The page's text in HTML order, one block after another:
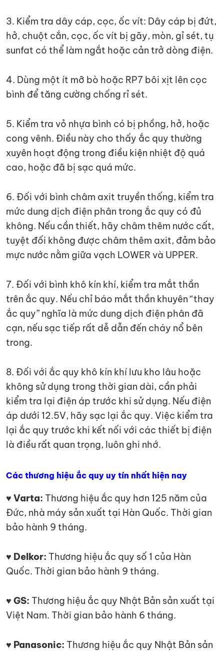
3. Kiểm tra dây cáp, cọc, ốc vít: Dây cáp bị đứt,
hở, chuột cắn, cọc, ốc vít bị gãy, mòn, gỉ sét, tụ
sunfat có thể làm ngắt hoặc cản trở dòng điện.
4. Dùng một ít mỡ bò hoặc RP7 bôi xịt lên cọc
bình để tăng cường chống rỉ sét.
5. Kiểm tra vỏ nhựa bình có bị phồng, hở, hoặc
cong vênh. Điều này cho thấy ắc quy thường
xuyên hoạt động trong điều kiện nhiệt độ quá
cao, hoặc đã bị sạc quá mức.
6. Đối với bình châm axit truyền thống, kiểm tra
mức dung dịch điện phân trong ắc quy có đủ
không. Nếu cần thiết, hãy châm thêm nước cất,
tuyệt đối không được châm thêm axit, đảm bảo
mực nước nằm giữa vạch LOWER và UPPER.
7. Đối với bình khô kín khí, kiểm tra mắt thần
trên ắc quy. Nếu chỉ báo mắt thần khuyên “thay
ắc quy” nghĩa là mức dung dịch điện phân đã
cạn, nếu sạc tiếp rất dễ dẫn đến cháy nổ bên
trong.
8. Đối với ắc quy khô kín khí lưu kho lâu hoặc
không sử dụng trong thời gian dài, cần phải
kiểm tra lại điện áp trước khi sử dụng. Nếu điện
áp dưới 12.5V, hãy sạc lại ắc quy. Việc kiểm tra
lại ắc quy trước khi kết nối với các thiết bị điện
là điều rất quan trọng, luôn ghi nhớ.
Các thương hiệu ắc quy uy tín nhất hiện nay
♥ Varta: Thương hiệu ắc quy hơn 125 năm của
Đức, nhà máy sản xuất tại Hàn Quốc. Thời gian
bảo hành 9 tháng.
♥ Delkor: Thương hiệu ắc quy số 1 của Hàn
Quốc. Thời gian bảo hành 9 tháng.
♥ GS: Thương hiệu ắc quy Nhật Bản sản xuất tại
Việt Nam. Thời gian bảo hành 6 tháng.
♥ Panasonic: Thương hiệu ắc quy Nhật Bản sản